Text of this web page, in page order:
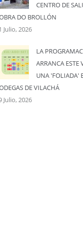
CENTRO DE
DO BROLLÓN
Julio, 2026
LA
ARRANCA ESTE
UNA 'FOLIADA'
DE VILACHÁ
Julio, 2026